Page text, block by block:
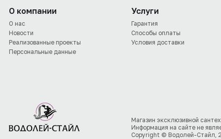
О компании
О нас
Новости
Реализованные проекты
Персональные данные
Услуги
Гарантия
Способы оплаты
Условия доставки
Магазин эксклюзивной
Информация на сайте не
Copyright © Водолей-Стайл,